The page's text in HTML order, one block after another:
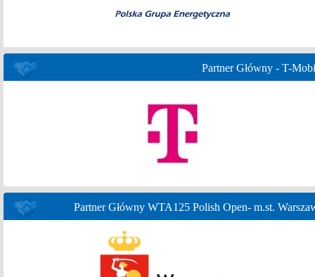
Partner Główny - T-
Partner Główny WTA125 Polish Open- m.st.